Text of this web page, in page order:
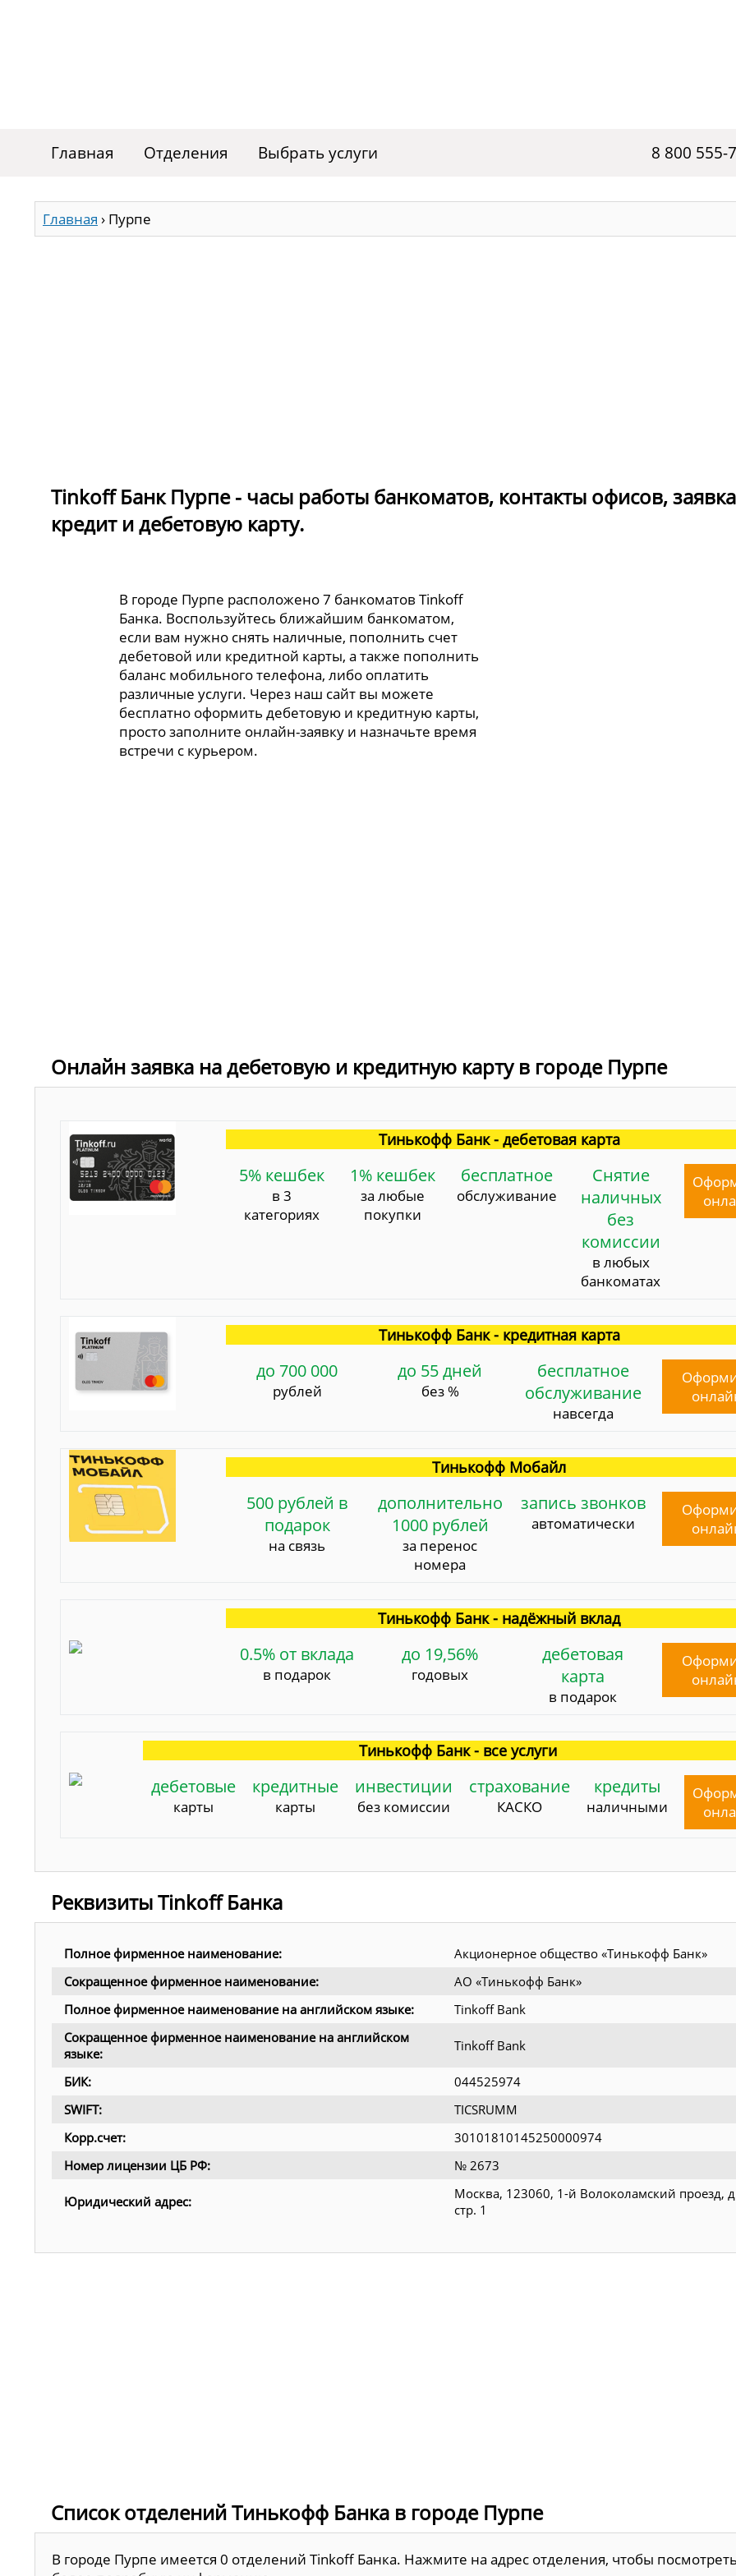
Главная Отделения Выбрать услуги 8 800 555-
Главная › Пурпе
Tinkoff Банк Пурпе - часы работы банкоматов, контакты офисов,
кредит и дебетовую карту.
В городе Пурпе расположено 7 банкоматов Tinkoff
Банка. Воспользуйтесь ближайшим банкоматом,
если вам нужно снять наличные, пополнить счет
дебетовой или кредитной карты, а также пополнить
баланс мобильного телефона, либо оплатить
различные услуги. Через наш сайт вы можете
бесплатно оформить дебетовую и кредитную карты,
просто заполните онлайн-заявку и назначьте время
встречи с курьером.
Онлайн заявка на дебетовую и кредитную карту в городе Пурпе
Тинькофф Банк - дебетовая карта
5% кешбек
в 3
категориях
1% кешбек
за любые
покупки
бесплатное
обслуживание
Снятие
наличных
без
комиссии
в любых
банкоматах
Тинькофф Банк - кредитная карта
до 700 000
рублей
до 55 дней
без %
бесплатное
обслуживание
навсегда
Тинькофф Мобайл
500 рублей в
подарок
на связь
дополнительно
1000 рублей
за перенос
номера
запись звонков
автоматически
Тинькофф Банк - надёжный вклад
0.5% от вклада
в подарок
до 19,56%
годовых
дебетовая
карта
в подарок
Тинькофф Банк - все услуги
дебетовые
карты
кредитные
карты
инвестиции
без комиссии
страхование
КАСКО
кредиты
наличными
Реквизиты Tinkoff Банка
Полное фирменное наименование:
Акционерное общество «Тинькофф Банк»
Сокращенное фирменное наименование:
АО «Тинькофф Банк»
Полное фирменное наименование на английском языке:
Tinkoff Bank
Сокращенное фирменное наименование на английском
языке:
Tinkoff Bank
БИК:
044525974
SWIFT:
TICSRUMM
Корр.счет:
30101810145250000974
Номер лицензии ЦБ РФ:
№ 2673
Юридический адрес:
Москва, 123060, 1-й Волоколамский проезд,
стр. 1
Список отделений Тинькофф Банка в городе Пурпе
В городе Пурпе имеется 0 отделений Tinkoff Банка. Нажмите на адрес отделения, чтобы